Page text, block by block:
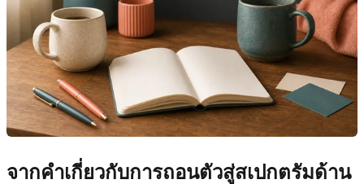
จากคำเกี่ยวกับการถอนตัวสู่สเปกตรัมด้าน